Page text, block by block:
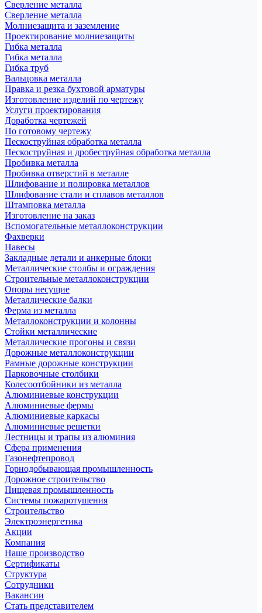
Сверление металла
Сверление металла
Молниезащита и заземление
Проектирование молниезащиты
Гибка металла
Гибка металла
Гибка труб
Вальцовка металла
Правка и резка бухтовой арматуры
Изготовление изделий по чертежу
Услуги проектирования
Доработка чертежей
По готовому чертежу
Пескоструйная обработка металла
Пескоструйная и дробеструйная обработка металла
Пробивка металла
Пробивка отверстий в металле
Шлифование и полировка металлов
Шлифование стали и сплавов металлов
Штамповка металла
Изготовление на заказ
Вспомогательные металлоконструкции
Фахверки
Навесы
Закладные детали и анкерные блоки
Металлические столбы и ограждения
Строительные металлоконструкции
Опоры несущие
Металлические балки
Ферма из металла
Металлоконструкции и колонны
Стойки металлические
Металлические прогоны и связи
Дорожные металлоконструкции
Рамные дорожные конструкции
Парковочные столбики
Колесоотбойники из металла
Алюминиевые конструкции
Алюминиевые фермы
Алюминиевые каркасы
Алюминиевые решетки
Лестницы и трапы из алюминия
Сфера применения
Газонефтепровод
Горнодобывающая промышленность
Дорожное строительство
Пищевая промышленность
Системы пожаротушения
Строительство
Электроэнергетика
Акции
Компания
Наше производство
Сертификаты
Структура
Сотрудники
Вакансии
Стать представителем